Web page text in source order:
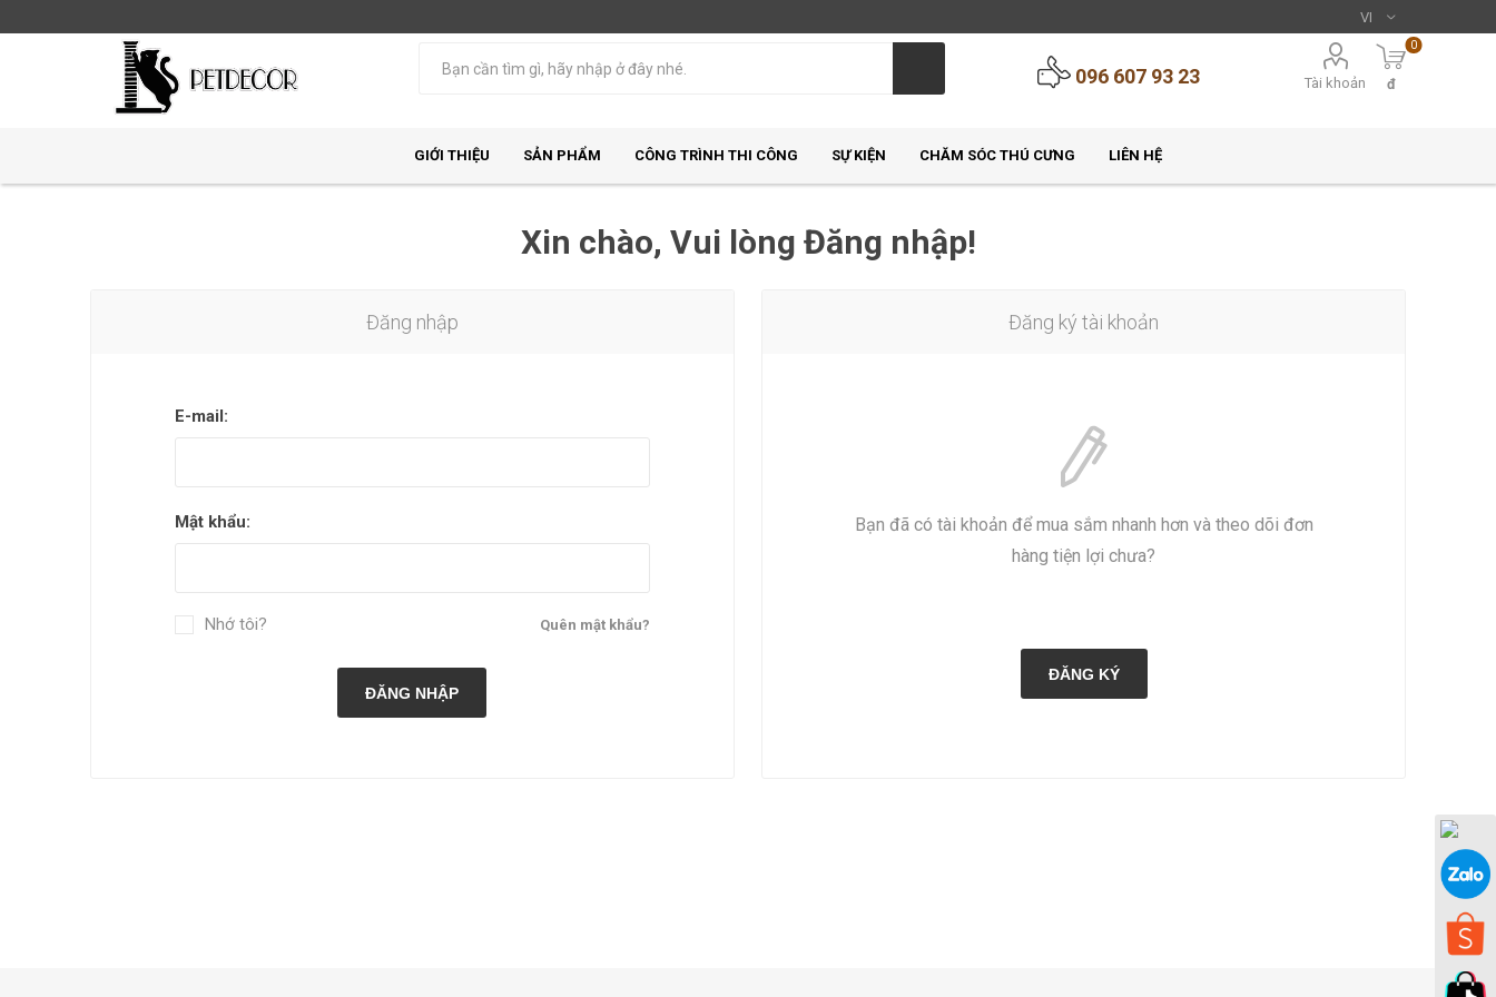
096 607 93 23 Tài khoản
0
đ
GIỚI THIỆU SẢN PHẨM CÔNG TRÌNH THI CÔNG SỰ KIỆN CHĂM SÓC THÚ CƯNG LIÊN HỆ
Xin chào, Vui lòng Đăng nhập!
Đăng ký tài khoản
Bạn đã có tài khoản để mua sắm nhanh hơn và theo dõi đơn
hàng tiện lợi chưa?
ĐĂNG KÝ
Đăng nhập
E-mail:
Mật khẩu:
Quên mật khẩu?
Nhớ tôi?
ĐĂNG NHẬP